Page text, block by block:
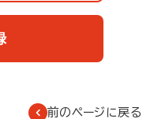
前のページに戻る